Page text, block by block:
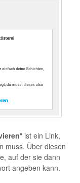
" ist ein Link,
muss. Über diesen
auf der sie dann
angeben kann.